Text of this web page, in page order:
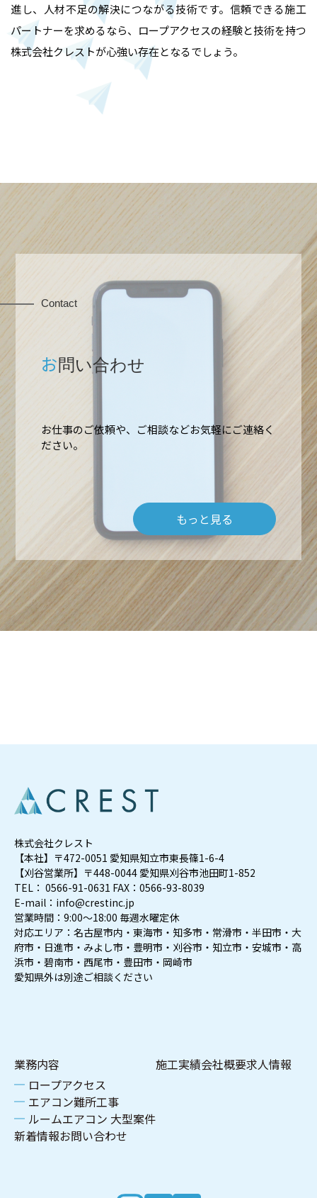
進し、人材不足の解決につながる技術です。信頼できる施工
パートナーを求めるなら、ロープアクセスの経験と技術を持つ
株式会社クレストが心強い存在となるでしょう。
Contact
お問い合わせ
お仕事のご依頼や、ご相談などお気軽にご連絡く
ださい。
もっと見る
業務内容
ロープアクセス
エアコン難所工事
ルームエアコン 大型案件
施工実績会社概要求人情報
新着情報お問い合わせ
株式会社クレスト
【本社】〒472-0051 愛知県知立市東長篠1-6-4
【刈谷営業所】〒448-0044 愛知県刈谷市池田町1-852
TEL： 0566-91-0631 FAX：0566-93-8039
E-mail：info@crestinc.jp
営業時間：9:00～18:00 毎週水曜定休
対応エリア：名古屋市内・東海市・知多市・常滑市・半田市・大
府市・日進市・みよし市・豊明市・刈谷市・知立市・安城市・高
浜市・碧南市・西尾市・豊田市・岡崎市
愛知県外は別途ご相談ください